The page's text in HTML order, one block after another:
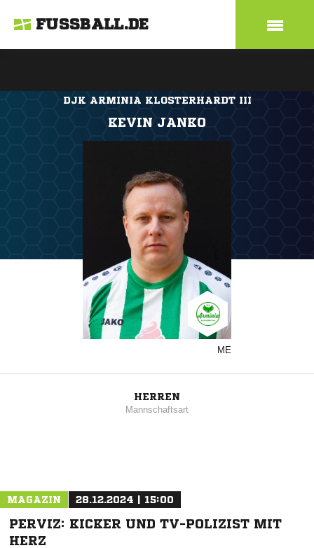
FUSSBALL.DE
DJK ARMINIA KLOSTERHARDT III
KEVIN JANKO
ME
HERREN
Mannschaftsart
MAGAZIN 28.12.2024 | 15:00
PERVIZ: KICKER UND TV-POLIZIST MIT
HERZ